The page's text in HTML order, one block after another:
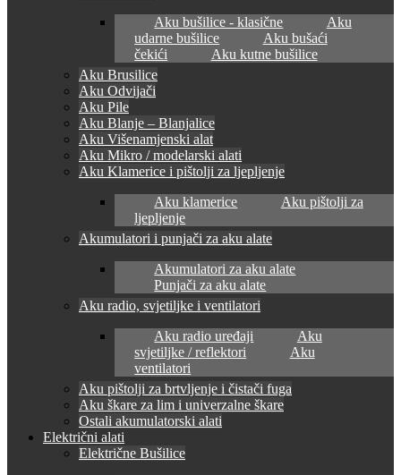
Aku bušilice - klasične
Aku
udarne bušilice
Aku bušaći
čekići
Aku kutne bušilice
Aku Brusilice
Aku Odvijači
Aku Pile
Aku Blanje – Blanjalice
Aku Višenamjenski alat
Aku Mikro / modelarski alati
Aku Klamerice i pištolji za ljepljenje
Aku klamerice
Aku pištolji za
ljepljenje
Akumulatori i punjači za aku alate
Akumulatori za aku alate
Punjači za aku alate
Aku radio, svjetiljke i ventilatori
Aku radio uređaji
Aku
svjetiljke / reflektori
Aku
ventilatori
Aku pištolji za brtvljenje i čistači fuga
Aku škare za lim i univerzalne škare
Ostali akumulatorski alati
Električni alati
Električne Bušilice